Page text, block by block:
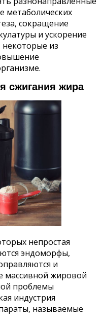
метаболических
сокращение
и ускорение
из
сжигания жира
непростая
эндоморфы,
и
массивной жировой
проблемы
индустрия
называемые